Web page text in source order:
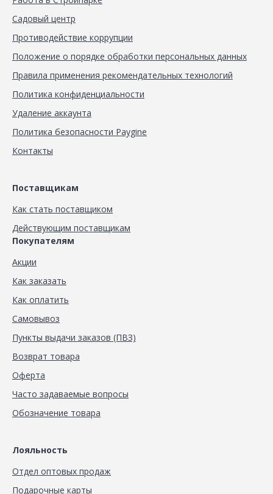
Садовый центр
Противодействие коррупции
Положение о порядке обработки персональных данных
Правила применения рекомендательных технологий
Политика конфиденциальности
Удаление аккаунта
Политика безопасности Paygine
Контакты
Поставщикам
Как стать поставщиком
Действующим поставщикам
Покупателям
Акции
Как заказать
Как оплатить
Самовывоз
Пункты выдачи заказов (ПВЗ)
Возврат товара
Оферта
Часто задаваемые вопросы
Обозначение товара
Лояльность
Отдел оптовых продаж
Подарочные карты